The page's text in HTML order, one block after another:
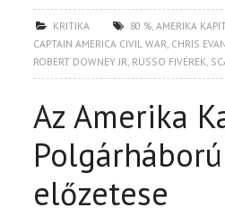
KRITIKA 80 %,AMERIKA
CAPTAIN AMERICA CIVIL WAR, CHRIS
ROBERT DOWNEY JR, RUSSO FIVÉREK,
Az Amerika
előzetese